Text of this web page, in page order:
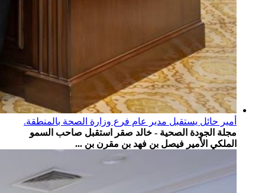
أمير حائل يستقبل مدير عام فرع وزارة الصحة بالمنطقة.
مجلة الجودة الصحية - خالد صقر استقبل صاحب السمو
الملكي الأمير فيصل بن فهد بن مقرن بن ...